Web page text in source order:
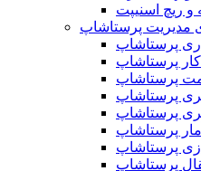
و ریچ اسنیپت
مدیریت پرستاشاپ
پرستاشاپ
پرستاشاپ
پرستاشاپ
پرستاشاپ
پرستاشاپ
پرستاشاپ
پرستاشاپ
پرستاشاپ